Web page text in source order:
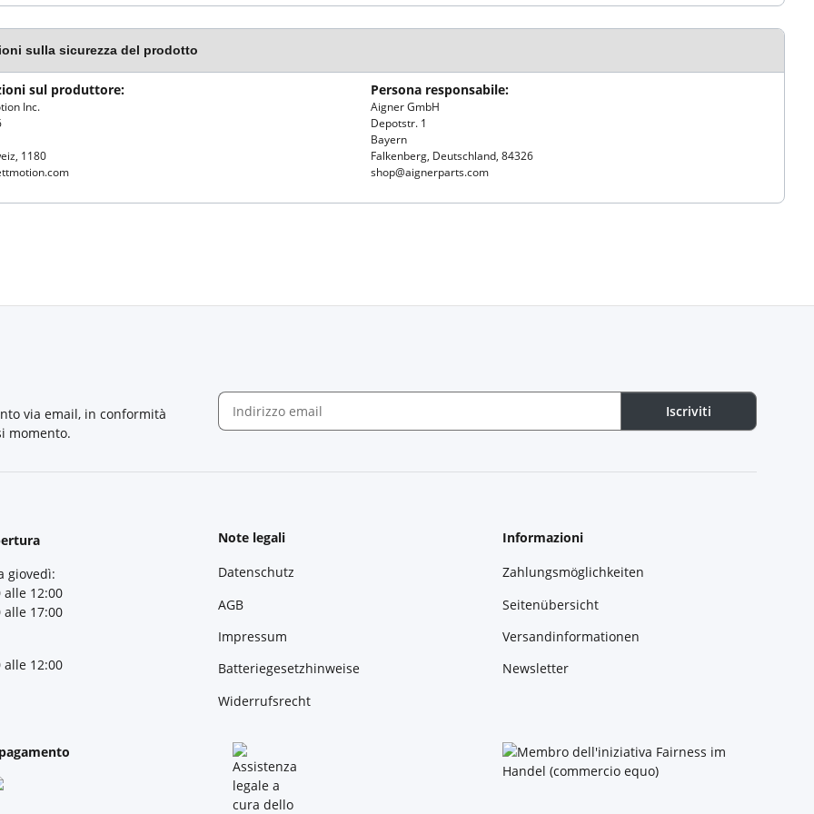
sulla sicurezza del prodotto
sul produttore:
Inc.
1180
Persona responsabile:
Aigner GmbH
Depotstr. 1
Bayern
Falkenberg, Deutschland, 84326
shop@aignerparts.com
via email, in conformità
momento.
Iscriviti
giovedì:
12:00
17:00
12:00
Note legali
Datenschutz
AGB
Impressum
Batteriegesetzhinweise
Widerrufsrecht
Informazioni
Zahlungsmöglichkeiten
Seitenübersicht
Versandinformationen
Newsletter